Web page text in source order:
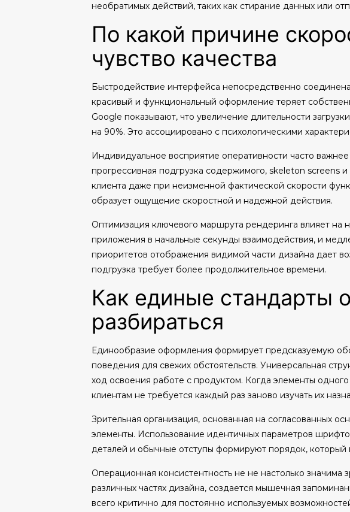
необратимых действий, таких как стирание данных или
По какой причине
чувство качества
Быстродействие интерфейса непосредственно
красивый и функциональный оформление теряет
Google показывают, что увеличение длительности
на 90%. Это ассоциировано с психологическими
Индивидуальное восприятие оперативности часто
прогрессивная подгрузка содержимого, skeleton screens и
клиента даже при неизменной фактической скорости
образует ощущение скоростной и надежной действия.
Оптимизация ключевого маршрута рендеринга влияет
приложения в начальные секунды взаимодействия, и
приоритетов отображения видимой части дизайна дает
подгрузка требует более продолжительное времени.
Как единые стандарты
разбираться
Единообразие оформления формирует предсказуемую
поведения для свежих обстоятельств. Универсальная
ход освоения работе с продуктом. Когда элементы
клиентам не требуется каждый раз заново изучать их
Зрительная организация, основанная на согласованных
элементы. Использование идентичных параметров
деталей и обычные отступы формируют порядок, который
Операционная консистентность не не настолько
различных частях дизайна, создается мышечная
всего критично для постоянно используемых